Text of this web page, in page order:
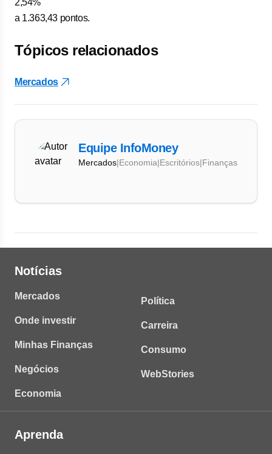
2,54%
a 1.363,43 pontos.
Tópicos relacionados
Mercados
Equipe InfoMoney
Mercados|Economia|Escritórios|Finanças
Notícias
Mercados
Onde investir
Minhas Finanças
Negócios
Economia
Política
Carreira
Consumo
WebStories
Aprenda